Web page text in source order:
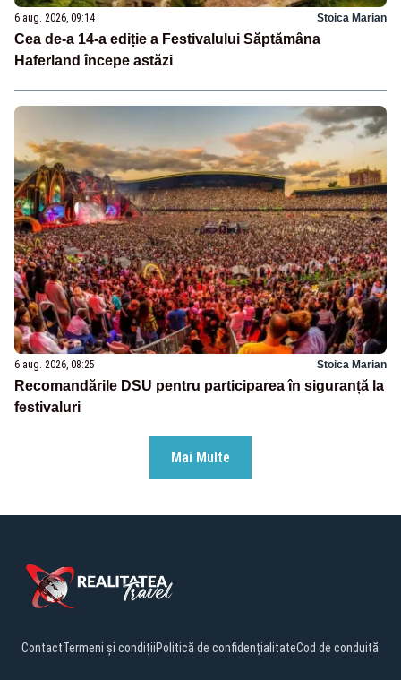
6 aug. 2026, 09:14 Stoica Marian
Cea de-a 14-a ediție a Festivalului Săptămâna
Haferland începe astăzi
6 aug. 2026, 08:25 Stoica Marian
Recomandările DSU pentru participarea în siguranță la
festivaluri
Mai Multe
ContactTermeni și condițiiPolitică de confidențialitateCod de conduită